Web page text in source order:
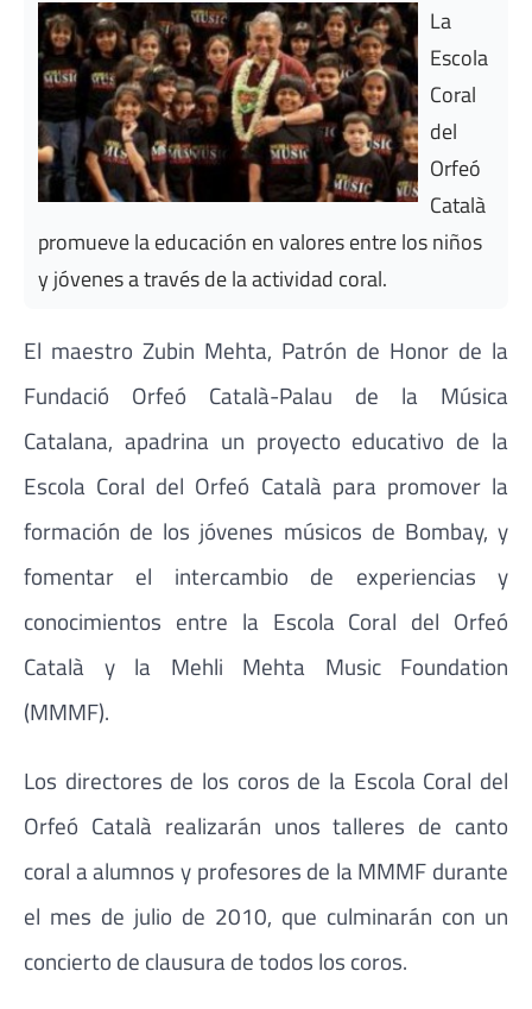
La
Escola
Coral
del
Orfeó
Català
promueve la educación en valores entre los niños
y jóvenes a través de la actividad coral.
El maestro Zubin Mehta, Patrón de Honor de la
Fundació Orfeó Català-Palau de la Música
Catalana, apadrina un proyecto educativo de la
Escola Coral del Orfeó Català para promover la
formación de los jóvenes músicos de Bombay, y
fomentar el intercambio de experiencias y
conocimientos entre la Escola Coral del Orfeó
Català y la Mehli Mehta Music Foundation
(MMMF).
Los directores de los coros de la Escola Coral del
Orfeó Català realizarán unos talleres de canto
coral a alumnos y profesores de la MMMF durante
el mes de julio de 2010, que culminarán con un
concierto de clausura de todos los coros.